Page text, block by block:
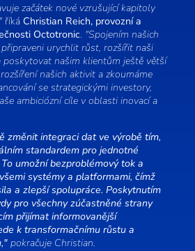
začátek nové vzrušující kapitoly
říká Christian Reich, provozní a
Octotronic. "Spojením našich
urychlit růst, rozšířit naši
našim klientům ještě větší
našich aktivit a zkoumáme
se strategickými investory,
ambiciózní cíle v oblasti inovací a
změnit integraci dat ve výrobě tím,
standardem pro jednotné
umožní bezproblémový tok a
systémy a platformami, čímž
a zlepší spolupráce. Poskytnutím
pro všechny zúčastněné strany
přijímat informovanější
k transformačnímu růstu a
pokračuje Christian.